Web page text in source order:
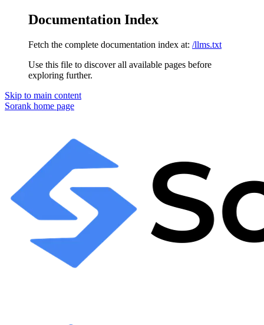
Documentation Index
Fetch the complete documentation index at: /llms.txt
Use this file to discover all available pages before
exploring further.
Skip to main content
Sorank home page